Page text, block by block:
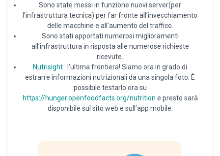
Sono state messi in funzione nuovi server(per
l’infrastruttura tecnica) per far fronte all’invecchiamento
delle macchine e all’aumento del traffico.
Sono stati apportati numerosi miglioramenti
all’infrastruttura in risposta alle numerose richieste
ricevute.
Nutrisight : l’ultima frontiera! Siamo ora in grado di
estrarre informazioni nutrizionali da una singola foto. È
possibile testarlo ora su
https://hunger.openfoodfacts.org/nutrition e presto sarà
disponibile sul sito web e sull’app mobile.